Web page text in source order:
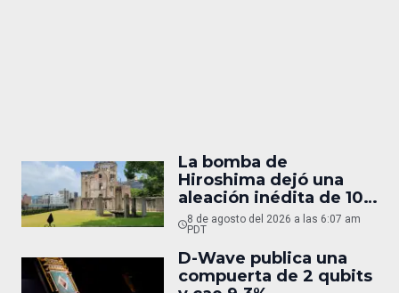
La bomba de
Hiroshima dejó una
aleación inédita de 10
micras
8 de agosto del 2026 a las 6:07 am
PDT
D-Wave publica una
compuerta de 2 qubits